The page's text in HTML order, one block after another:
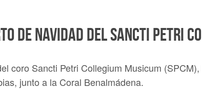
de Navidad del Sancti Petri
coro Sancti Petri Collegium Musicum
junto a la Coral Benalmádena.